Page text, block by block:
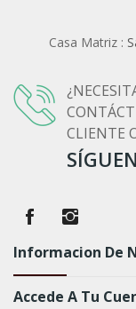
Casa Matriz :
CLIENTE
Informacion De
Accede A Tu